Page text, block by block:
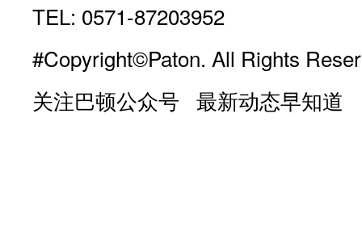
TEL: 0571-87203952
#Copyright©Paton. All Rights
关注巴顿公众号 最新动态早知道